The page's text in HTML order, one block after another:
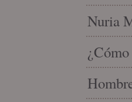
Nuria